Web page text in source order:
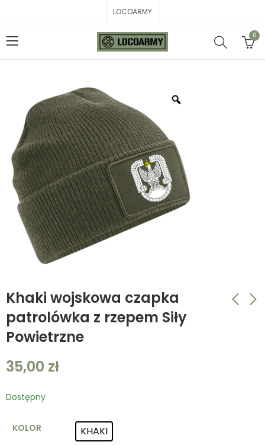
LOCOARMY
0
Khaki wojskowa czapka
patrolówka z rzepem Siły
Powietrzne
35,00 zł
Dostępny
KOLOR KHAKI